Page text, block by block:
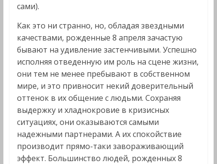
сами).
Как это ни странно, но, обладая звездными
качествами, рожденные 8 апреля зачастую
бывают на удивление застенчивыми. Успешно
исполняя отведенную им роль на сцене жизни,
они тем не менее пребывают в собственном
мире, и это привносит некий доверительный
оттенок в их общение с людьми. Сохраняя
выдержку и хладнокровие в кризисных
ситуациях, они оказываются самыми
надежными партнерами. А их спокойствие
производит прямо-таки завораживающий
эффект. Большинство людей, рожденных 8